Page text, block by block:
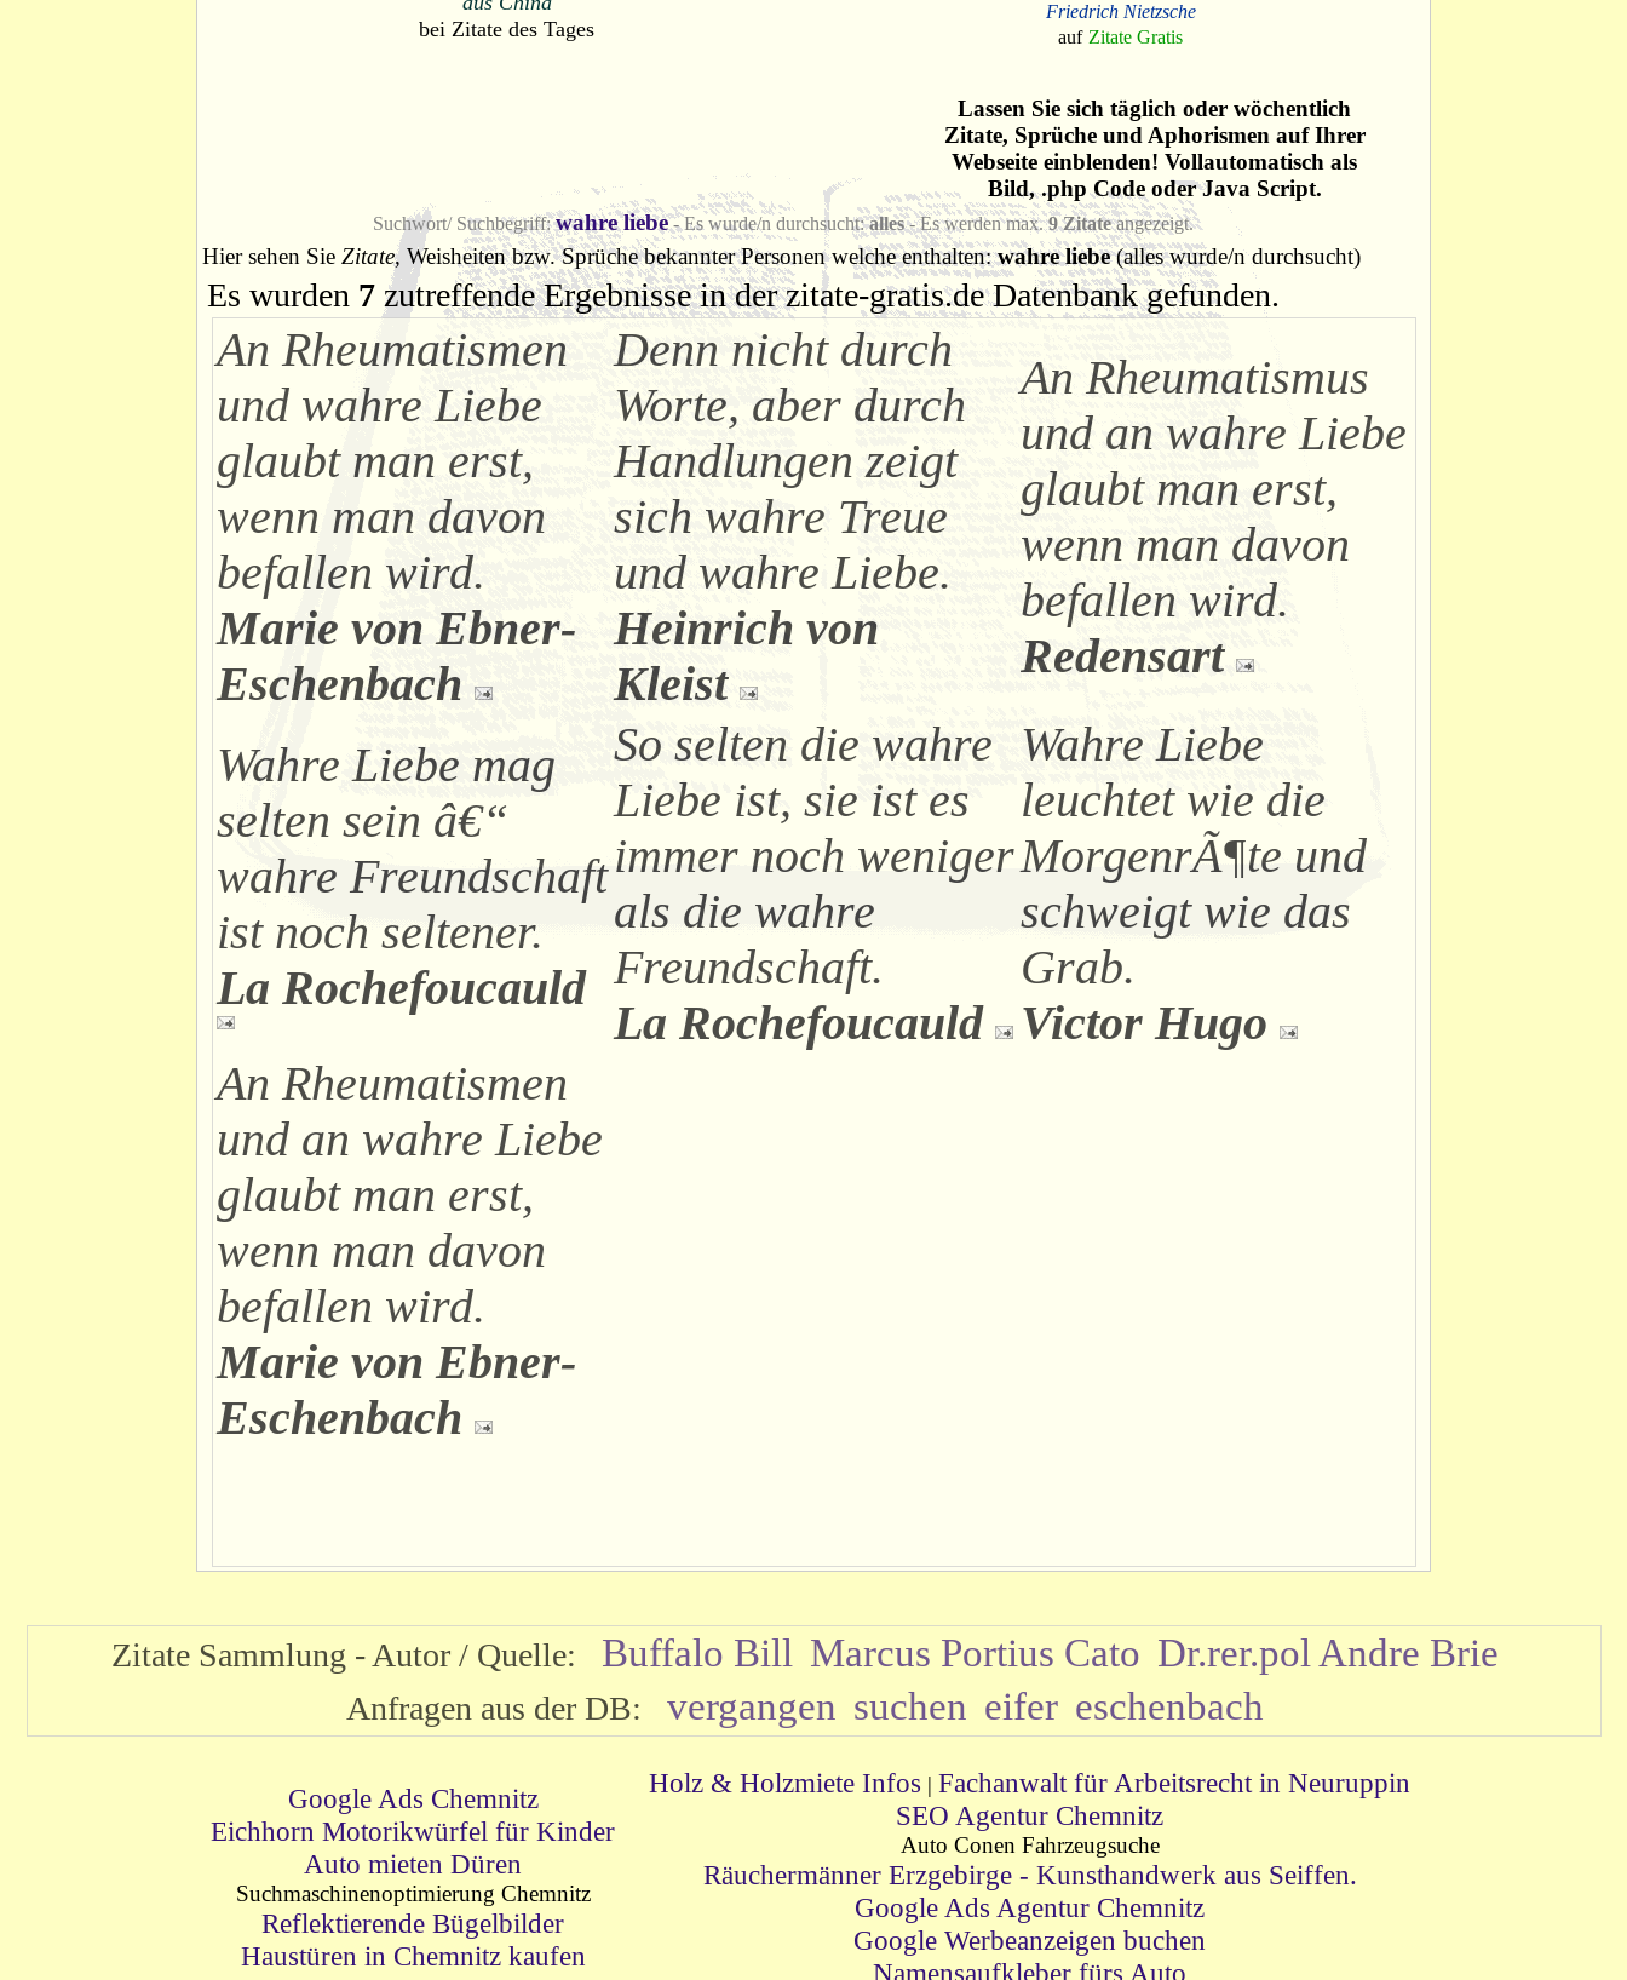
bei Zitate des Tages
Friedrich Nietzsche
auf Zitate Gratis
Lassen Sie sich täglich oder wöchentlich
Zitate, Sprüche und Aphorismen auf Ihrer
Webseite einblenden! Vollautomatisch als
Bild, .php Code oder Java Script.
Suchwort/ Suchbegriff:wahre liebe- Es wurde/n durchsucht:alles- Es werden max.9 Zitateangezeigt.
Hier sehen Sie Zitate, Weisheiten bzw. Sprüche bekannter Personen welche enthalten:wahre liebe(alles wurde/n durchsucht)
Es wurden 7 zutreffende Ergebnisse in der zitate-gratis.de Datenbank gefunden.
An Rheumatismen
und wahre Liebe
glaubt man erst,
wenn man davon
befallen wird.
Marie von Ebner-
Eschenbach
Denn nicht durch
Worte, aber durch
Handlungen zeigt
sich wahre Treue
und wahre Liebe.
Heinrich von
Kleist
An Rheumatismus
und an wahre Liebe
glaubt man erst,
wenn man davon
befallen wird.
Redensart
Wahre Liebe mag
selten sein â€“
wahre Freundschaft
ist noch seltener.
La Rochefoucauld
So selten die wahre
Liebe ist, sie ist es
immer noch weniger
als die wahre
Freundschaft.
La Rochefoucauld
Wahre Liebe
leuchtet wie die
MorgenrÃ¶te und
schweigt wie das
Grab.
Victor Hugo
An Rheumatismen
und an wahre Liebe
glaubt man erst,
wenn man davon
befallen wird.
Marie von Ebner-
Eschenbach
Zitate Sammlung - Autor / Quelle: Buffalo Bill Marcus Portius Cato Dr.rer.pol Andre Brie
Anfragen aus der DB: vergangen suchen eifer eschenbach
Google Ads Chemnitz
Eichhorn Motorikwürfel für Kinder
Auto mieten Düren
Suchmaschinenoptimierung Chemnitz
Reflektierende Bügelbilder
Haustüren in Chemnitz kaufen
Holz & Holzmiete Infos | Fachanwalt für Arbeitsrecht in Neuruppin
SEO Agentur Chemnitz
Auto Conen Fahrzeugsuche
Räuchermänner Erzgebirge - Kunsthandwerk aus Seiffen.
Google Ads Agentur Chemnitz
Google Werbeanzeigen buchen
Namensaufkleber fürs Auto